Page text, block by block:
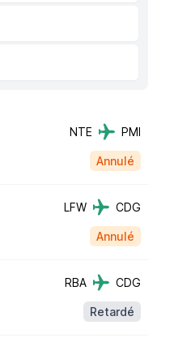
NTE PMI
Annulé
LFW CDG
Annulé
RBA CDG
Retardé